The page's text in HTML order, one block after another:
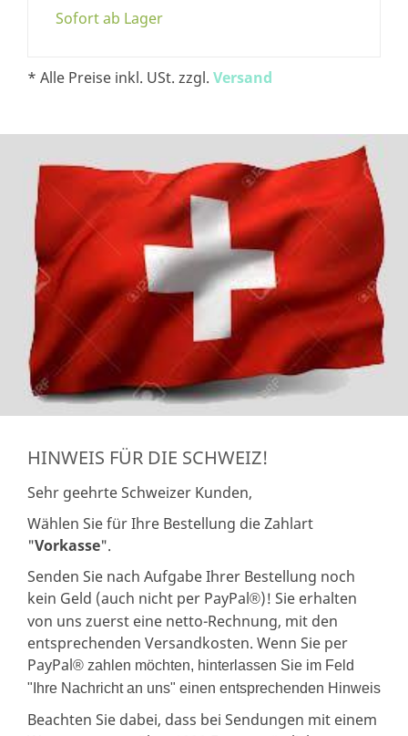
Sofort ab Lager
* Alle Preise inkl. USt. zzgl. Versand
HINWEIS FÜR DIE SCHWEIZ!
Sehr geehrte Schweizer Kunden,
Wählen Sie für Ihre Bestellung die Zahlart
"Vorkasse".
Senden Sie nach Aufgabe Ihrer Bestellung noch
kein Geld (auch nicht per PayPal®)! Sie erhalten
von uns zuerst eine netto-Rechnung, mit den
entsprechenden Versandkosten. Wenn Sie per
PayPal® zahlen möchten, hinterlassen Sie im Feld
"Ihre Nachricht an uns" einen entsprechenden Hinweis
Beachten Sie dabei, dass bei Sendungen mit einem